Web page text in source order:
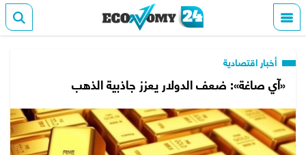
أخبار اقتصادية
«آي صاغة»: ضعف الدولار يعزز جاذبية الذهب